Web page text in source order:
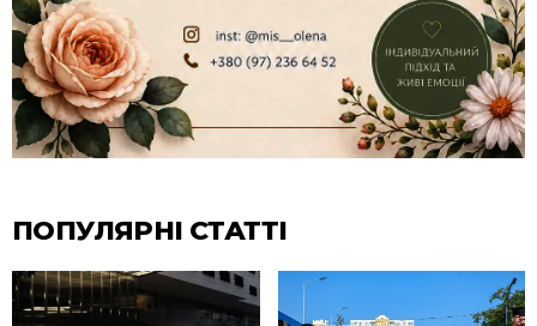
ПОПУЛЯРНІ СТАТТІ